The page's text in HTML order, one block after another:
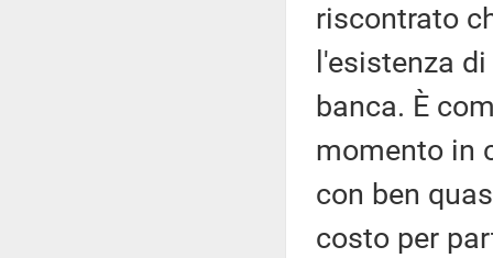
riscontrato
l'esistenza
banca. È
momento in
con ben
costo per